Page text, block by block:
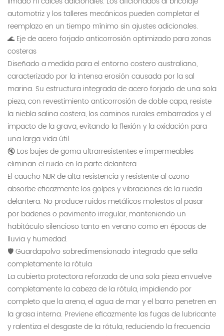
automotriz y los talleres mecánicos pueden completar el
reemplazo en un tiempo mínimo sin ajustes adicionales.
🌊 Eje de acero forjado anticorrosión optimizado para zonas
costeras
Diseñado a medida para el entorno costero australiano,
caracterizado por la intensa erosión causada por la sal
marina. Su estructura integrada de acero forjado de una sola
pieza, con revestimiento anticorrosión de doble capa, resiste
la niebla salina costera, los caminos rurales embarrados y el
impacto de la grava, evitando la flexión y la oxidación para
una larga vida útil.
🔇 Los bujes de goma ultrarresistentes e impermeables
eliminan el ruido en la parte delantera.
El caucho NBR de alta resistencia y resistente al ozono
absorbe eficazmente los golpes y vibraciones de la rueda
delantera. No produce ruidos metálicos molestos al pasar
por badenes o pavimento irregular, manteniendo un
habitáculo silencioso tanto en verano como en épocas de
lluvia y humedad.
🛡 Guardapolvo sobredimensionado integrado que sella
completamente la rótula
La cubierta protectora reforzada de una sola pieza envuelve
completamente la cabeza de la rótula, impidiendo por
completo que la arena, el agua de mar y el barro penetren en
la grasa interna. Previene eficazmente las fugas de lubricante
y ralentiza el desgaste de la rótula, reduciendo la frecuencia